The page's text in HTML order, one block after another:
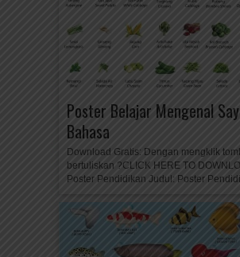
Poster Belajar Mengenal
Bahasa
Download Gratis: Dengan mengklik
bertuliskan ?CLICK HERE TO
Poster Pendidikan Judul: Poster